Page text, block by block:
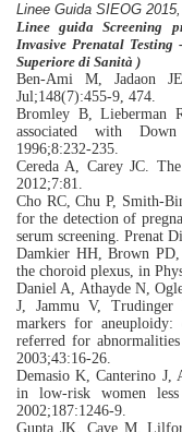
Linee Guida SIEOG
Linee guida Screening
Invasive Prenatal
Superiore di Sanità )
Ben-Ami M, Jadaon
Jul;148(7):455-9, 474.
Bromley B, Lieberman
associated with
1996;8:232-235.
Cereda A, Carey JC.
2012;7:81.
Cho RC, Chu P, Smith-
for the detection of
serum screening. Prenat
Damkier HH, Brown PD,
the choroid plexus, in
Daniel A, Athayde N,
J, Jammu V, Trudinger
markers for aneuploidy:
referred for
2003;43:16-26.
Demasio K, Canterino
in low-risk women
2002;187:1246-9.
Gupta JK, Cave M,